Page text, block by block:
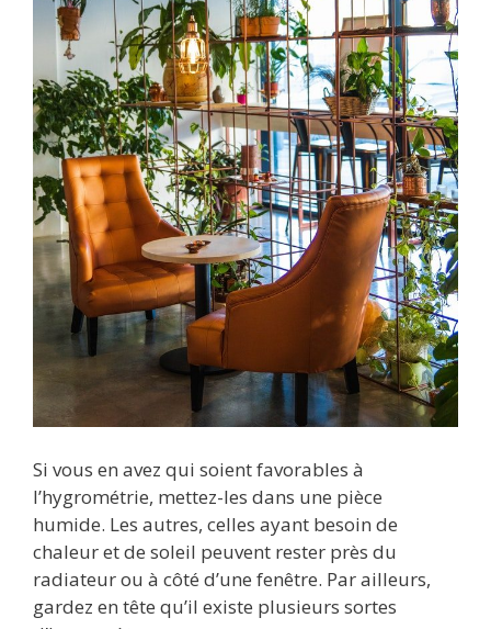
Si vous en avez qui soient favorables à
l’hygrométrie, mettez-les dans une pièce
humide. Les autres, celles ayant besoin de
chaleur et de soleil peuvent rester près du
radiateur ou à côté d’une fenêtre. Par ailleurs,
gardez en tête qu’il existe plusieurs sortes